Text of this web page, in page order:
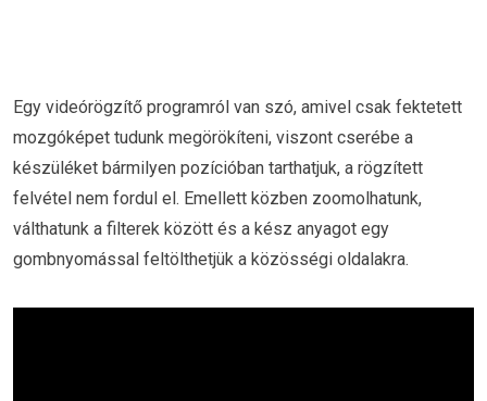
Egy videórögzítő programról van szó, amivel csak fektetett
mozgóképet tudunk megörökíteni, viszont cserébe a
készüléket bármilyen pozícióban tarthatjuk, a rögzített
felvétel nem fordul el. Emellett közben zoomolhatunk,
válthatunk a filterek között és a kész anyagot egy
gombnyomással feltölthetjük a közösségi oldalakra.